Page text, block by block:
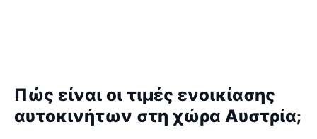
Πώς είναι οι τιμές ενοικίασης
αυτοκινήτων στη χώρα Αυστρία;